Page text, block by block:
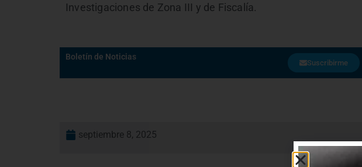
Investigaciones de Zona III y de Fiscalía.
Boletín de Noticias
Suscribirme
septiembre 8, 2025